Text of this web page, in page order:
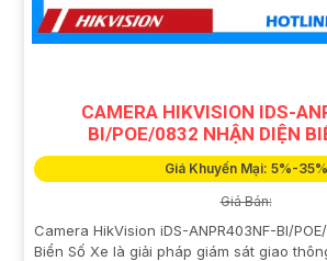
CAMERA HIKVISION IDS-
BI/POE/0832 NHẬN DIỆN
Giá Khuyến Mại: 5%-35%
Giá Bán:
Camera HikVision iDS-ANPR403NF-BI/
Biển Số Xe là giải pháp giám sát giao